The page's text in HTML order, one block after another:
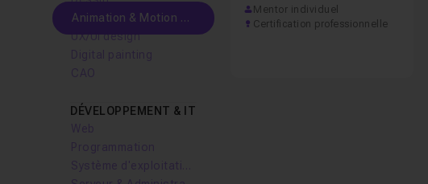
Animation & Motion design
UX/UI design
Digital painting
CAO
DÉVELOPPEMENT & IT
Web
Programmation
Mentor individuel
Certification professionnelle